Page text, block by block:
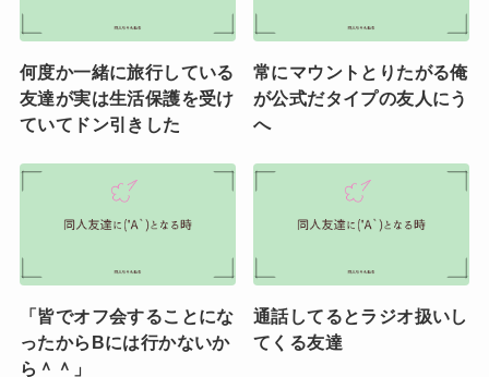
何度か一緒に旅行している
友達が実は生活保護を受け
ていてドン引きした
常にマウントとりたがる俺
が公式だタイプの友人にう
へ
「皆でオフ会することにな
ったからBには行かないか
ら＾＾」
通話してるとラジオ扱いし
てくる友達